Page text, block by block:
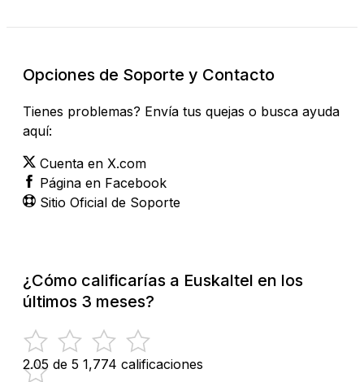
Opciones de Soporte y Contacto
Tienes problemas? Envía tus quejas o busca ayuda
aquí:
Cuenta en X.com
Página en Facebook
Sitio Oficial de Soporte
¿Cómo calificarías a Euskaltel en los
últimos 3 meses?
2.05 de 5 1,774 calificaciones